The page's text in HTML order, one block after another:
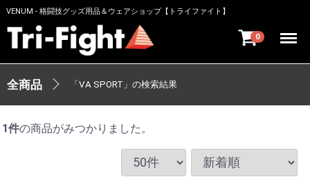
VENUM - 格闘技グッズ用品＆ウェアショップ【トライファイト】
0 Menu
全商品 「VA SPORT」の検索結果
1件の商品がみつかりました。